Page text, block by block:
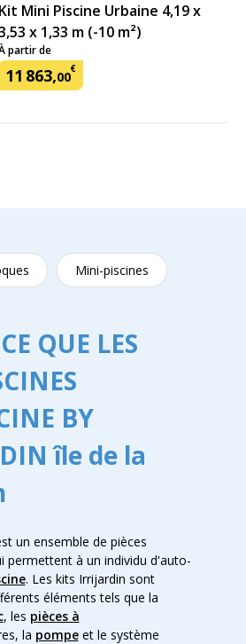
Kit Mini Piscine Urbaine 4,19 x
x 1,33 m (-10 m²)
partir de
11 863,00€
Mini-piscines
QUE LES
BY
île de la
un ensemble de pièces
permettent à un individu d'auto-
. Les kits Irrijardin sont
éléments tels que la
, les pièces à
la pompeet le système